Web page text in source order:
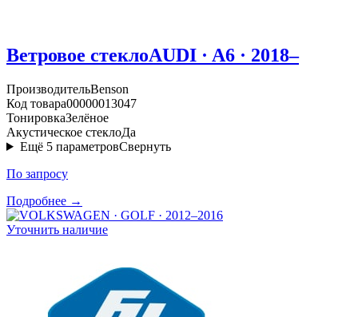
Ветровое стеклоAUDI · A6 · 2018–
ПроизводительBenson
Код товара00000013047
ТонировкаЗелёное
Акустическое стеклоДа
Ещё 5 параметровСвернуть
По запросу
Подробнее →
Уточнить наличие